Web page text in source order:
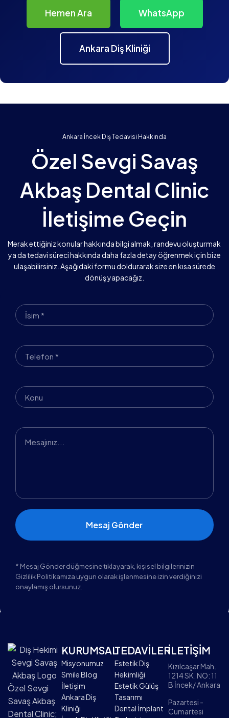
Hemen Ara WhatsApp
Ankara Diş Kliniği
Ankara İncek Diş Tedavisi Hakkında
Özel Sevgi Savaş
Akbaş Dental Clinic
İletişime Geçin
Merak ettiğiniz konular hakkında bilgi almak, randevu oluşturmak
ya da tedavi süreci hakkında daha fazla detay öğrenmek için bize
ulaşabilirsiniz. Aşağıdaki formu doldurarak size en kısa sürede
dönüş yapacağız.
* Mesaj Gönder düğmesine tıklayarak, kişisel bilgilerinizin
Gizlilik Politikamıza uygun olarak işlenmesine izin verdiğinizi
onaylamış olursunuz.
Özel Sevgi
Savaş Akbaş
Dental Clinic;
KURUMSAL
Misyonumuz
Smile Blog
İletişim
Ankara Diş
Kliniği
TEDAVİLER
Estetik Diş
Hekimliği
Estetik Gülüş
Tasarımı
Dental İmplant
İLETİŞİM
Kızılcaşar Mah.
1214 SK. NO: 11
B İncek/ Ankara
Pazartesi -
Cumartesi